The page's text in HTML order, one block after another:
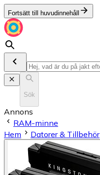
Fortsätt till huvudinnehåll
Sök
Annons
RAM-minne
Hem
Datorer & Tillbehör